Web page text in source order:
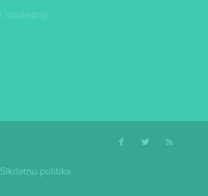
Sīkdatņu politika